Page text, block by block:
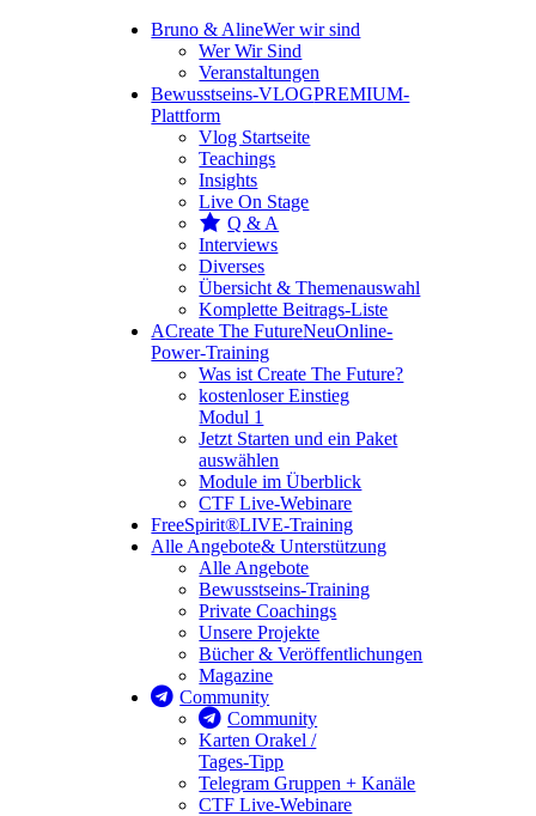
Bruno & AlineWer wir sind
Wer Wir Sind
Veranstaltungen
Bewusstseins-VLOGPREMIUM-
Plattform
Vlog Startseite
Teachings
Insights
Live On Stage
Q & A
Interviews
Diverses
Übersicht & Themenauswahl
Komplette Beitrags-Liste
ACreate The FutureNeuOnline-
Power-Training
Was ist Create The Future?
kostenloser Einstieg
Modul 1
Jetzt Starten und ein Paket
auswählen
Module im Überblick
CTF Live-Webinare
FreeSpirit®LIVE-Training
Alle Angebote& Unterstützung
Alle Angebote
Bewusstseins-Training
Private Coachings
Unsere Projekte
Bücher & Veröffentlichungen
Magazine
Community
Community
Karten Orakel /
Tages-Tipp
Telegram Gruppen + Kanäle
CTF Live-Webinare